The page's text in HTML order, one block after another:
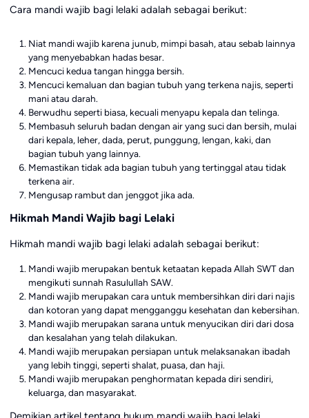
Cara mandi wajib bagi lelaki adalah sebagai berikut:
Niat mandi wajib karena junub, mimpi basah, atau sebab lainnya
yang menyebabkan hadas besar.
Mencuci kedua tangan hingga bersih.
Mencuci kemaluan dan bagian tubuh yang terkena najis, seperti
mani atau darah.
Berwudhu seperti biasa, kecuali menyapu kepala dan telinga.
Membasuh seluruh badan dengan air yang suci dan bersih, mulai
dari kepala, leher, dada, perut, punggung, lengan, kaki, dan
bagian tubuh yang lainnya.
Memastikan tidak ada bagian tubuh yang tertinggal atau tidak
terkena air.
Mengusap rambut dan jenggot jika ada.
Hikmah Mandi Wajib bagi Lelaki
Hikmah mandi wajib bagi lelaki adalah sebagai berikut:
Mandi wajib merupakan bentuk ketaatan kepada Allah SWT dan
mengikuti sunnah Rasulullah SAW.
Mandi wajib merupakan cara untuk membersihkan diri dari najis
dan kotoran yang dapat mengganggu kesehatan dan kebersihan.
Mandi wajib merupakan sarana untuk menyucikan diri dari dosa
dan kesalahan yang telah dilakukan.
Mandi wajib merupakan persiapan untuk melaksanakan ibadah
yang lebih tinggi, seperti shalat, puasa, dan haji.
Mandi wajib merupakan penghormatan kepada diri sendiri,
keluarga, dan masyarakat.